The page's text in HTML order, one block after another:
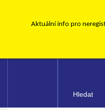
Aktuální info pro
Hledat